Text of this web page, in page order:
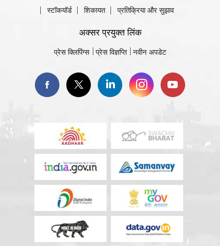
स्टॉकयॉर्ड
शिकायत प्रतिक्रिया और सुझाव
अक्सर प्रयुक्त लिंक
प्रेस क्लिपिंग्स प्रेस विज्ञप्ति नवीन अपडेट